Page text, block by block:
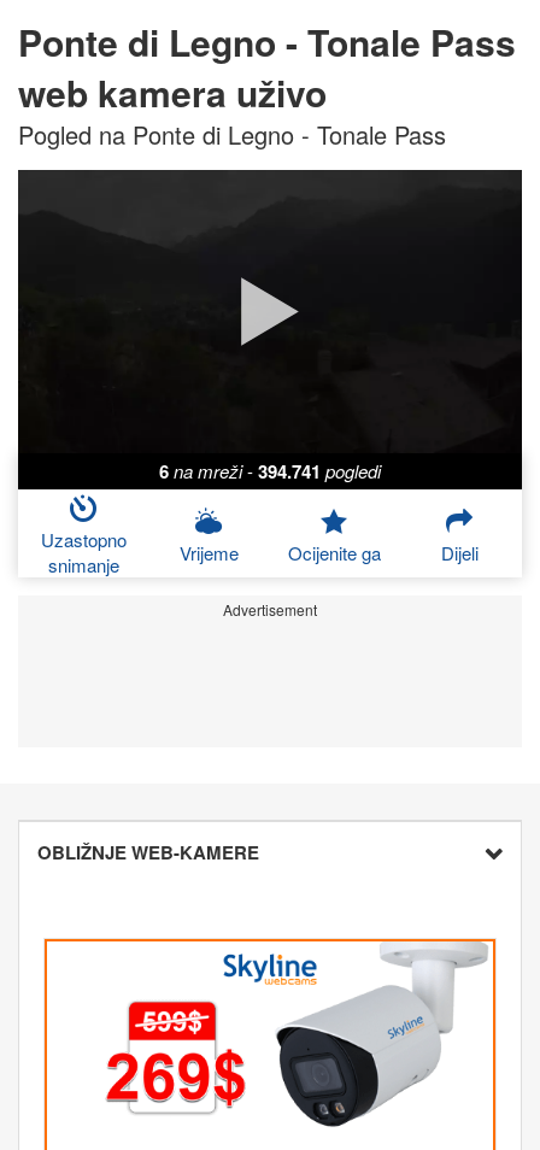
Ponte di Legno - Tonale Pass
web kamera uživo
Pogled na Ponte di Legno - Tonale Pass
6na mreži-394.741 pogledi
Uzastopno
snimanje
Vrijeme Ocijenite ga Dijeli
Advertisement
OBLIŽNJE WEB-KAMERE